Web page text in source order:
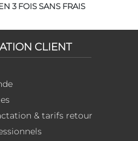
3 FOIS SANS FRAIS
CLIENT
& tarifs retour